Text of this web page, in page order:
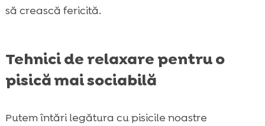
să crească fericită.
Tehnici de relaxare pentru o
pisică mai sociabilă
Putem întări legătura cu pisicile noastre